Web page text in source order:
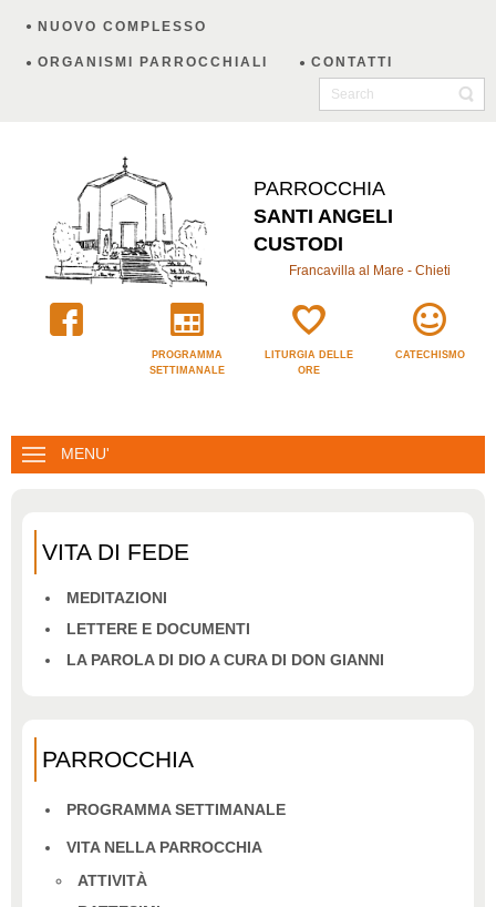
NUOVO COMPLESSO
ORGANISMI PARROCCHIALI CONTATTI
PARROCCHIA
SANTI ANGELI
CUSTODI
Francavilla al Mare - Chieti
PROGRAMMA
SETTIMANALE
LITURGIA DELLE
ORE
CATECHISMO
MENU'
VITA DI FEDE
MEDITAZIONI
LETTERE E DOCUMENTI
LA PAROLA DI DIO A CURA DI DON GIANNI
PARROCCHIA
PROGRAMMA SETTIMANALE
VITA NELLA PARROCCHIA
ATTIVITÀ